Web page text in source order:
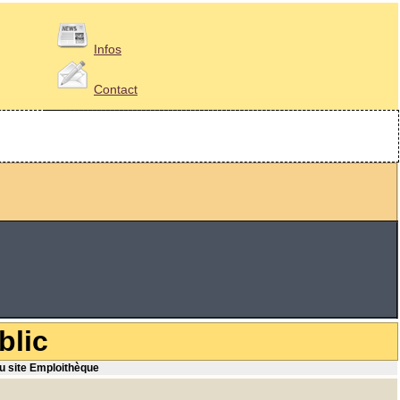
Infos
Contact
site Emploithèque